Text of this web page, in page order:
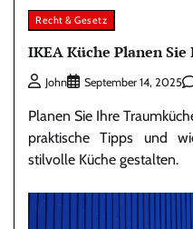
Recht & Gesetz
IKEA Küche Planen
John September 14, 2025
Planen Sie Ihre
praktische Tipps und
stilvolle Küche gestalten.